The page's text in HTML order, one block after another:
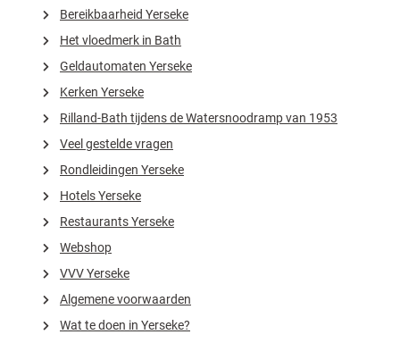
Bereikbaarheid Yerseke
Het vloedmerk in Bath
Geldautomaten Yerseke
Kerken Yerseke
Rilland-Bath tijdens de Watersnoodramp van 1953
Veel gestelde vragen
Rondleidingen Yerseke
Hotels Yerseke
Restaurants Yerseke
Webshop
VVV Yerseke
Algemene voorwaarden
Wat te doen in Yerseke?